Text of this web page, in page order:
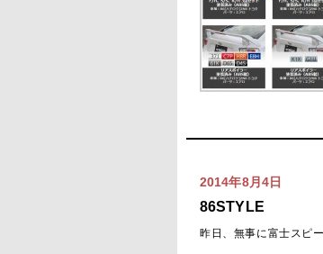
2014年8月4日
86STYLE
昨日、無事に富士スピ